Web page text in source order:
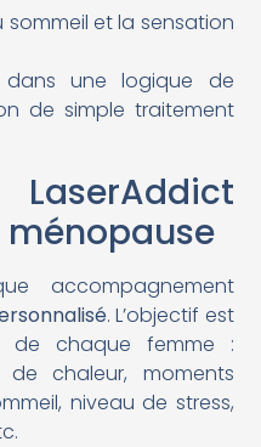
sommeil et la sensation
dans une logique de
de simple traitement
ménopause
accompagnement
. L’objectif est
de chaque femme :
chaleur, moments
niveau de stress,